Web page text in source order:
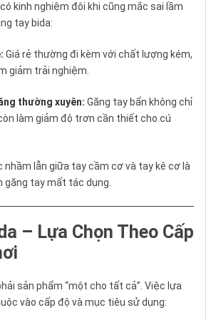
kinh nghiệm đôi khi cũng mắc sai lầm
tay bida:
Giá rẻ thường đi kèm với chất lượng kém,
giảm trải nghiệm.
thường xuyên: Găng tay bẩn không chỉ
làm giảm độ trơn cần thiết cho cú
nhầm lẫn giữa tay cầm cơ và tay kê cơ là
găng tay mất tác dụng.
– Lựa Chọn Theo Cấp
sản phẩm “một cho tất cả”. Việc lựa
vào cấp độ và mục tiêu sử dụng: